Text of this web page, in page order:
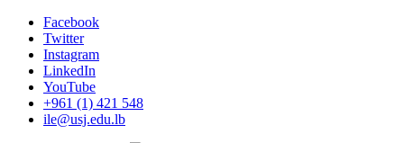
Facebook
Twitter
Instagram
LinkedIn
YouTube
+961 (1) 421 548
ile@usj.edu.lb